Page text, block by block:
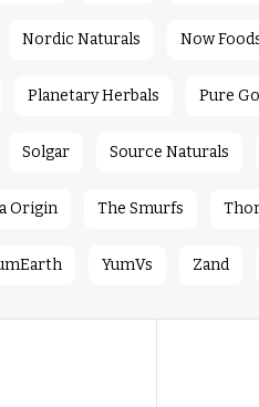
Nordic Naturals Now
Planetary Herbals Pure
Solgar Source Naturals
Origin The Smurfs
YumVs Zand